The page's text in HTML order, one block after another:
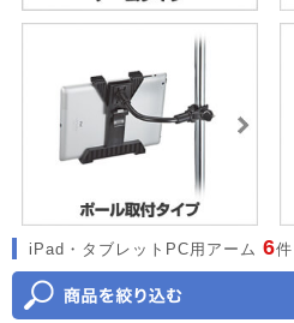
iPad・タブレットPC用アーム 6件